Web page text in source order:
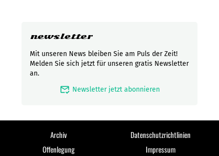
newsletter
Mit unseren News bleiben Sie am Puls der Zeit!
Melden Sie sich jetzt für unseren gratis Newsletter
an.
mark_email_read Newsletter jetzt abonnieren
Archiv
Datenschutzrichtlinien
Offenlegung
Impressum